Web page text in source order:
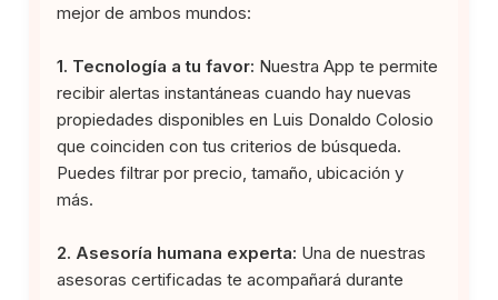
mejor de ambos mundos:
1. Tecnología a tu favor: Nuestra App te permite
recibir alertas instantáneas cuando hay nuevas
propiedades disponibles en Luis Donaldo Colosio
que coinciden con tus criterios de búsqueda.
Puedes filtrar por precio, tamaño, ubicación y
más.
2. Asesoría humana experta: Una de nuestras
asesoras certificadas te acompañará durante